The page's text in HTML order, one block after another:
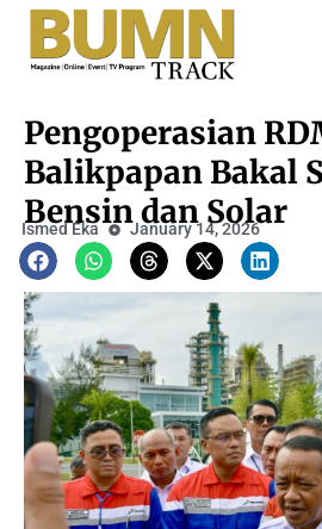
Pengoperasian
Balikpapan Bakal
Bensin dan Solar
Ismed Eka January 14, 2026